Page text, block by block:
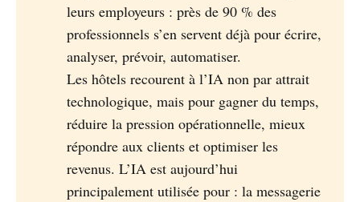
leurs employeurs : près de 90 % des
professionnels s’en servent déjà pour écrire,
analyser, prévoir, automatiser.
Les hôtels recourent à l’IA non par attrait
technologique, mais pour gagner du temps,
réduire la pression opérationnelle, mieux
répondre aux clients et optimiser les
revenus. L’IA est aujourd’hui
principalement utilisée pour : la messagerie